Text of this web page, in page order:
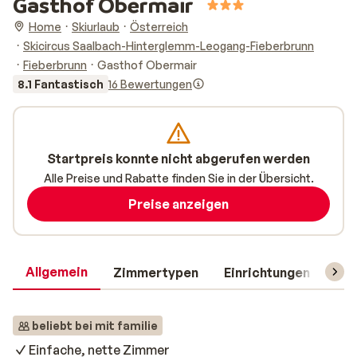
Home Skiurlaub
Österreich
Skicircus Saalbach-Hinterglemm-Leogang-Fieberbrunn
Fieberbrunn
Gasthof Obermair
8.1 Fantastisch 16 Bewertungen
Allgemein Zimmertypen Einrichtungen
beliebt bei mit familie
Einfache, nette Zimmer
Startpreis konnte nicht abgerufen werden
Alle Preise und Rabatte finden Sie in der Übersicht.
Preise anzeigen